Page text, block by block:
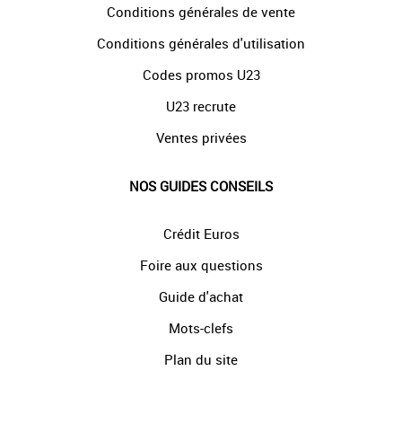
Conditions générales de vente
Conditions générales d'utilisation
Codes promos U23
U23 recrute
Ventes privées
NOS GUIDES CONSEILS
Crédit Euros
Foire aux questions
Guide d'achat
Mots-clefs
Plan du site